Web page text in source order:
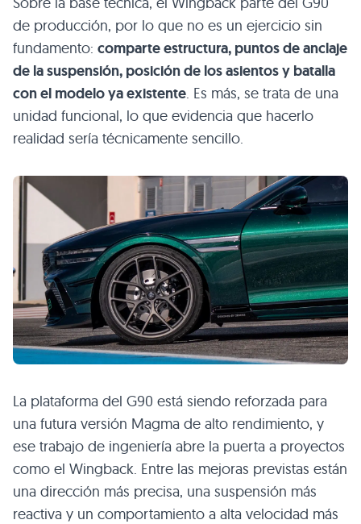
de producción, por lo que no es un ejercicio sin
fundamento: comparte estructura, puntos de anclaje
de la suspensión, posición de los asientos y batalla
con el modelo ya existente . Es más, se trata de una
unidad funcional, lo que evidencia que hacerlo
realidad sería técnicamente sencillo.
La plataforma del G90 está siendo reforzada para
una futura versión Magma de alto rendimiento, y
ese trabajo de ingeniería abre la puerta a proyectos
como el Wingback. Entre las mejoras previstas están
una dirección más precisa, una suspensión más
reactiva y un comportamiento a alta velocidad más